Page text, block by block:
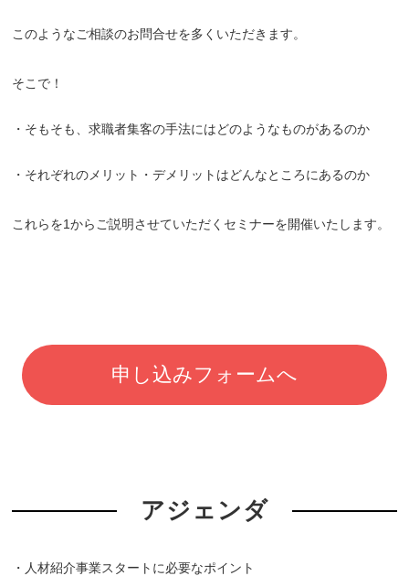
このようなご相談のお問合せを多くいただきます。
そこで！
・そもそも、求職者集客の手法にはどのようなものがあるのか
・それぞれのメリット・デメリットはどんなところにあるのか
これらを1からご説明させていただくセミナーを開催いたします。
申し込みフォームへ
アジェンダ
・人材紹介事業スタートに必要なポイント